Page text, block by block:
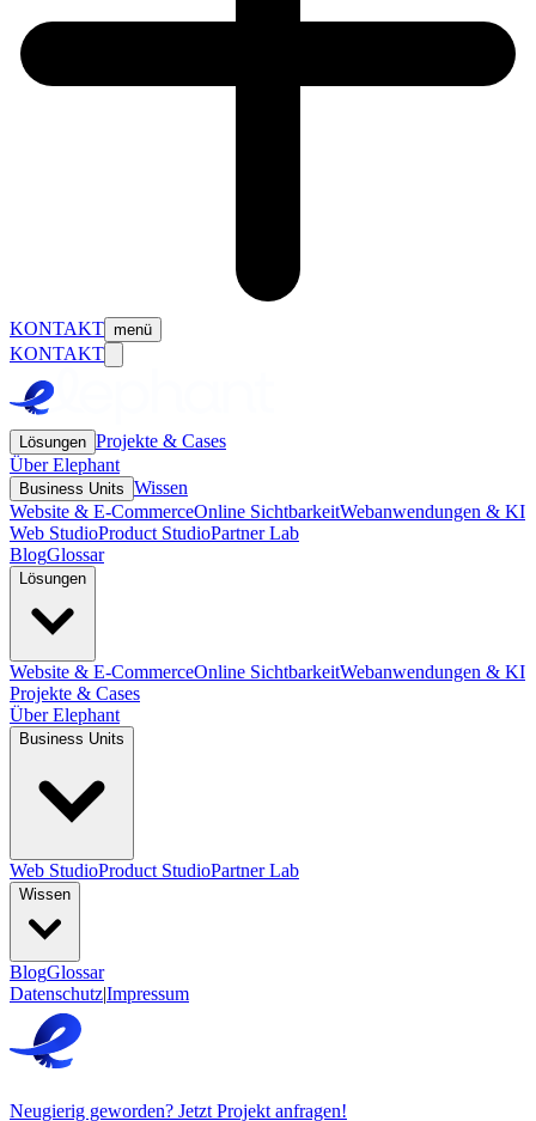
KONTAKT menü
KONTAKT
Lösungen Projekte & Cases
Über Elephant
Business Units Wissen
Website & E-CommerceOnline SichtbarkeitWebanwendungen & KI
Web StudioProduct StudioPartner Lab
BlogGlossar
Lösungen
Website & E-CommerceOnline SichtbarkeitWebanwendungen & KI
Projekte & Cases
Über Elephant
Business Units
Web StudioProduct StudioPartner Lab
Wissen
BlogGlossar
Datenschutz|Impressum
Neugierig geworden? Jetzt Projekt anfragen!